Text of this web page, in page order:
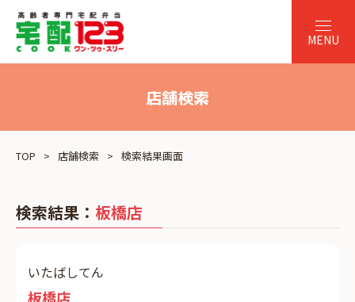
店舗検索
TOP 店舗検索 検索結果画面
検索結果： 板橋店
いたばしてん
板橋店